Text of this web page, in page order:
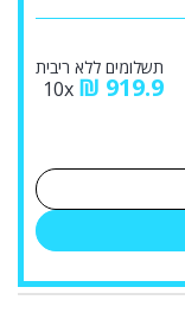
תשלומים ללא ריבית
₪ 919.9